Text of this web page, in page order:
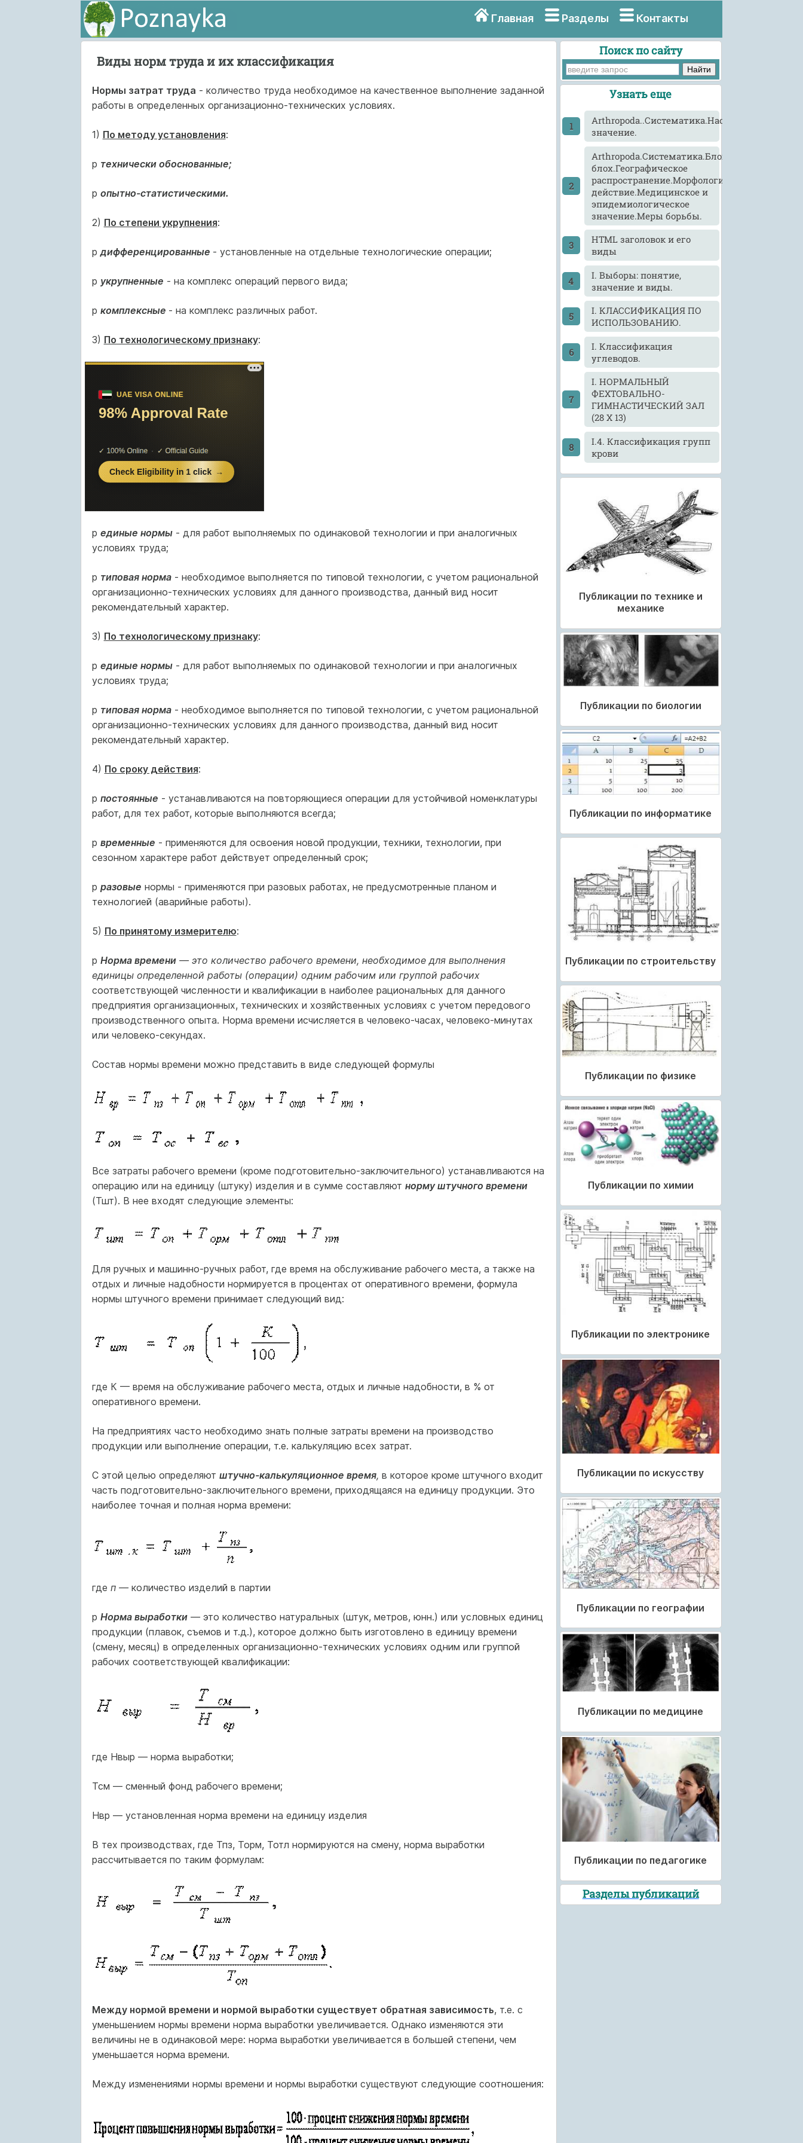
Главная Разделы Контакты
Виды норм труда и их классификация
Нормы затрат труда - количество труда необходимое на качественное выполнение заданной
работы в определенных организационно-технических условиях.
1) По методу установления:
p технически обоснованные;
p опытно-статистическими.
2) По степени укрупнения:
pдифференцированные - установленные на отдельные технологические операции;
p укрупненные - на комплекс операций первого вида;
p комплексные - на комплекс различных работ.
3) По технологическому признаку:
p единые нормы- для работ выполняемых по одинаковой технологии и при аналогичных
условиях труда;
p типовая норма- необходимое выполняется по типовой технологии, с учетом рациональной
организационно-технических условиях для данного производства, данный вид носит
рекомендательный характер.
3) По технологическому признаку:
p единые нормы- для работ выполняемых по одинаковой технологии и при аналогичных
условиях труда;
p типовая норма- необходимое выполняется по типовой технологии, с учетом рациональной
организационно-технических условиях для данного производства, данный вид носит
рекомендательный характер.
4) По сроку действия:
p постоянные - устанавливаются на повторяющиеся операции для устойчивой номенклатуры
работ, для тех работ, которые выполняются всегда;
p временные - применяются для освоения новой продукции, техники, технологии, при
сезонном характере работ действует определенный срок;
p разовые нормы - применяются при разовых работах, не предусмотренные планом и
технологией (аварийные работы).
5) По принятому измерителю:
p Норма времени— это количество рабочего времени, необходимое для выполнения
единицы определенной работы (операции) одним рабочим или группой рабочих
соответствующей численности и квалификации в наиболее рациональных для данного
предприятия организационных, технических и хозяйственных условиях с учетом передового
производственного опыта. Норма времени исчисляется в человеко-часах, человеко-минутах
или человеко-секундах.
Состав нормы времени можно представить в виде следующей формулы
Все затраты рабочего времени (кроме подготовительно-заключительного) устанавливаются на
операцию или на единицу (штуку) изделия и в сумме составляют норму штучного времени
(Тшт). В нее входят следующие элементы:
Для ручных и машинно-ручных работ, где время на обслуживание рабочего места, а также на
отдых и личные надобности нормируется в процентах от оперативного времени, формула
нормы штучного времени принимает следующий вид:
где К — время на обслуживание рабочего места, отдых и личные надобности, в % от
оперативного времени.
На предприятиях часто необходимо знать полные затраты времени на производство
продукции или выполнение операции, т.е. калькуляцию всех затрат.
С этой целью определяют штучно-калькуляционное время, в которое кроме штучного входит
часть подготовительно-заключительного времени, приходящаяся на единицу продукции. Это
наиболее точная и полная норма времени:
где п —количество изделий в партии
p Норма выработки—это количество натуральных (штук, метров, юнн.) или условных единиц
продукции (плавок, съемов и т.д.), которое должно быть изготовлено в единицу времени
(смену, месяц) в определенных организационно-технических условиях одним или группой
рабочих соответствующей квалификации:
где Нвыр — норма выработки;
Тсм — сменный фонд рабочего времени;
Нвр — установленная норма времени на единицу изделия
В тех производствах, где Тпз, Торм, Тотл нормируются на смену, норма выработки
рассчитывается по таким формулам:
Между нормой времени и нормой выработки существует обратная зависимость, т.е. с
уменьшением нормы времени норма выработки увеличивается. Однако изменяются эти
величины не в одинаковой мере: норма выработки увеличивается в большей степени, чем
уменьшается норма времени.
Между изменениями нормы времени и нормы выработки существуют следующие соотношения:
Поиск по сайту
Узнать еще
значение.
Arthropoda.Систематика.Блохи.Виды
блох.Географическое
действие.Медицинское и
эпидемиологическое
значение.Меры борьбы.
HTML заголовок и его
виды
I. Выборы: понятие,
значение и виды.
I. КЛАССИФИКАЦИЯ ПО
ИСПОЛЬЗОВАНИЮ.
I. Классификация
углеводов.
I. НОРМАЛЬНЫЙ
ФЕХТОВАЛЬНО-
ГИМНАСТИЧЕСКИЙ ЗАЛ
(28 X 13)
I.4. Классификация групп
крови
Публикации по технике и
механике
Публикации по биологии
Публикации по информатике
Публикации по строительству
Публикации по физике
Публикации по химии
Публикации по электронике
Публикации по искусству
Публикации по географии
Публикации по медицине
Публикации по педагогике
Разделы публикаций